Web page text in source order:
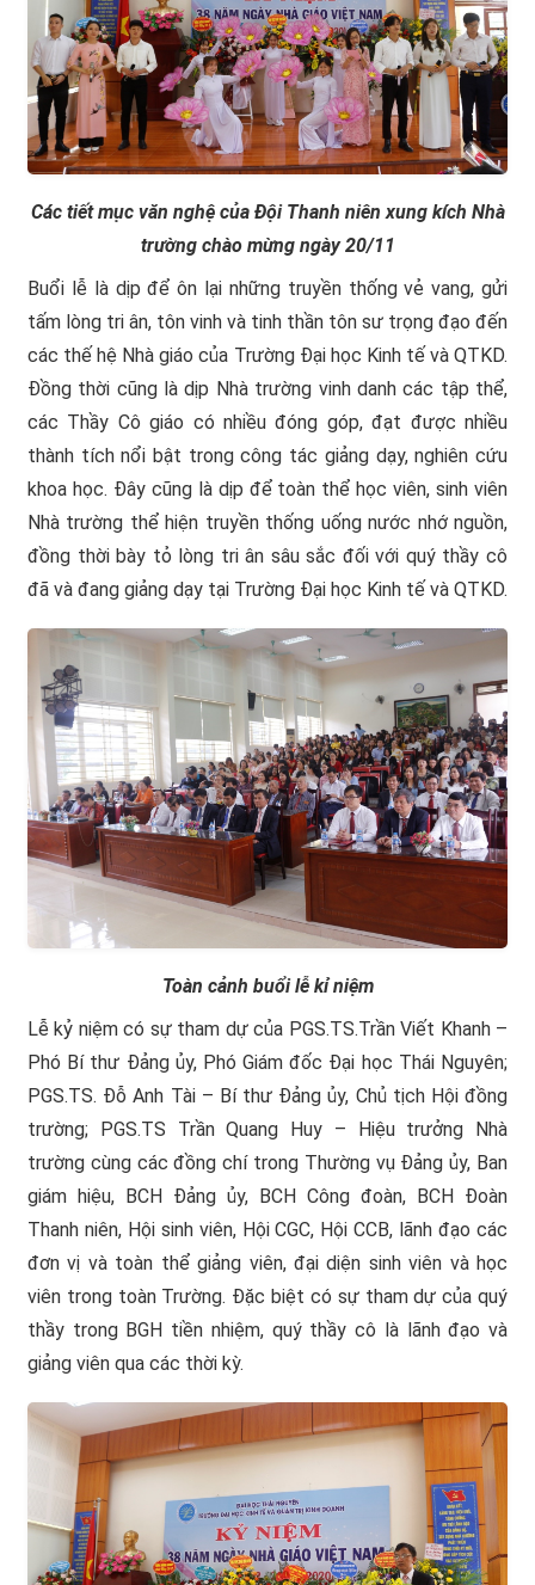
Các tiết mục văn nghệ của Đội Thanh niên xung kích Nhà
trường chào mừng ngày 20/11
Buổi lễ là dịp để ôn lại những truyền thống vẻ vang, gửi
tấm lòng tri ân, tôn vinh và tinh thần tôn sư trọng đạo đến
các thế hệ Nhà giáo của Trường Đại học Kinh tế và QTKD.
Đồng thời cũng là dịp Nhà trường vinh danh các tập thể,
các Thầy Cô giáo có nhiều đóng góp, đạt được nhiều
thành tích nổi bật trong công tác giảng dạy, nghiên cứu
khoa học. Đây cũng là dịp để toàn thể học viên, sinh viên
Nhà trường thể hiện truyền thống uống nước nhớ nguồn,
đồng thời bày tỏ lòng tri ân sâu sắc đối với quý thầy cô
đã và đang giảng dạy tại Trường Đại học Kinh tế và QTKD.
Toàn cảnh buổi lễ kỉ niệm
Lễ kỷ niệm có sự tham dự của PGS.TS.Trần Viết Khanh –
Phó Bí thư Đảng ủy, Phó Giám đốc Đại học Thái Nguyên;
PGS.TS. Đỗ Anh Tài – Bí thư Đảng ủy, Chủ tịch Hội đồng
trường; PGS.TS Trần Quang Huy – Hiệu trưởng Nhà
trường cùng các đồng chí trong Thường vụ Đảng ủy, Ban
giám hiệu, BCH Đảng ủy, BCH Công đoàn, BCH Đoàn
Thanh niên, Hội sinh viên, Hội CGC, Hội CCB, lãnh đạo các
đơn vị và toàn thể giảng viên, đại diện sinh viên và học
viên trong toàn Trường. Đặc biệt có sự tham dự của quý
thầy trong BGH tiền nhiệm, quý thầy cô là lãnh đạo và
giảng viên qua các thời kỳ.